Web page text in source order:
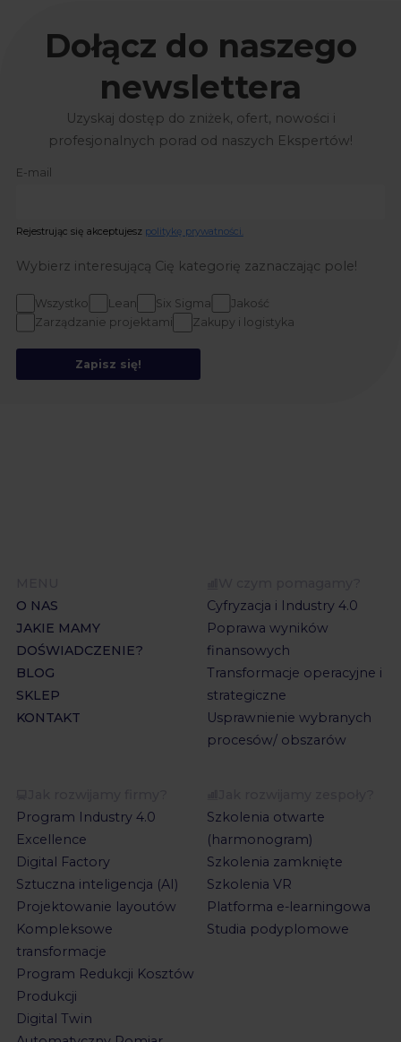
Dołącz do naszego
newslettera
Uzyskaj dostęp do zniżek, ofert, nowości i
profesjonalnych porad od naszych Ekspertów!
E-mail
Rejestrując się akceptujesz politykę prywatności.
Wybierz interesującą Cię kategorię zaznaczając pole!
Wszystko Lean Six Sigma
Jakość
Zarządzanie projektami
Zakupy i logistyka
Zapisz się!
O NAS
JAKIE MAMY
DOŚWIADCZENIE?
BLOG
SKLEP
KONTAKT
Cyfryzacja i Industry 4.0
Poprawa wyników
finansowych
Transformacje operacyjne i
strategiczne
Usprawnienie wybranych
procesów/ obszarów
Program Industry 4.0
Excellence
Digital Factory
Sztuczna inteligencja (AI)
Projektowanie layoutów
Kompleksowe
transformacje
Program Redukcji Kosztów
Produkcji
Digital Twin
Szkolenia otwarte
(harmonogram)
Szkolenia zamknięte
Szkolenia VR
Platforma e-learningowa
Studia podyplomowe